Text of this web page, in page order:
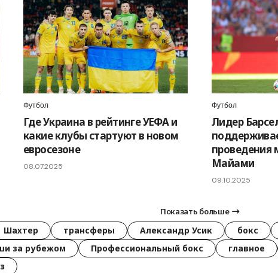
Футбол
Где Украина в рейтинге УЕФА и
какие клубы стартуют в новом
евросезоне
08.07.2025
Футбол
Лидер
проведения
Майами
09.10.2025
Показать больше
Шахтер трансферы Александр Усик бокс
за рубежом Профессиональный бокс главное